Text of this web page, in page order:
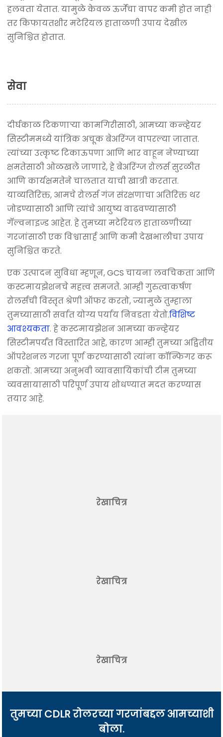
हलवता येतात. यामुळे केवळ ऊर्जेचा वापर कमी होत नाही
तर किफायतशीर मटेरियल हाताळणी उपाय देखील
सुनिश्चित होतात.
सेवा
दीर्घकाळ टिकणाऱ्या कामगिरीसाठी, आमच्या कन्व्हेयर
सिस्टीममध्ये यांत्रिक अचूक बेअरिंग्ज वापरल्या जातात.
त्यांच्या उत्कृष्ट टिकाऊपणा आणि भार वाहून नेण्याच्या
क्षमतेसाठी ओळखले जाणारे, हे बेअरिंग्ज रोलर्स सुरळीत
आणि कार्यक्षमतेने चालतात याची खात्री करतात.
याव्यतिरिक्त, आमचे रोलर्स गंज संरक्षणाचा अतिरिक्त थर
जोडण्यासाठी आणि त्यांचे आयुष्य वाढवण्यासाठी
गॅल्वनाइज्ड आहेत. हे तुमच्या मटेरियल हाताळणीच्या
गरजांसाठी एक विश्वासार्ह आणि कमी देखभालीचा उपाय
सुनिश्चित करते.
एक उत्पादन सुविधा म्हणून, GCS चायना लवचिकता आणि
कस्टमायझेशनचे महत्त्व समजते. आम्ही गुरुत्वाकर्षण
रोलर्सची विस्तृत श्रेणी ऑफर करतो, ज्यामुळे तुम्हाला
तुमच्यासाठी सर्वात योग्य पर्याय निवडता येतो.विशिष्ट
आवश्यकता. हे कस्टमायझेशन आमच्या कन्व्हेयर
सिस्टीमपर्यंत विस्तारित आहे, कारण आम्ही तुमच्या अद्वितीय
ऑपरेशनल गरजा पूर्ण करण्यासाठी त्यांना कॉन्फिगर करू
शकतो. आमच्या अनुभवी व्यावसायिकांची टीम तुमच्या
व्यवसायासाठी परिपूर्ण उपाय शोधण्यात मदत करण्यास
तयार आहे.
रेखाचित्र
रेखाचित्र
रेखाचित्र
तुमच्या CDLR रोलरच्या गरजांबद्दल आमच्याशी
बोला.